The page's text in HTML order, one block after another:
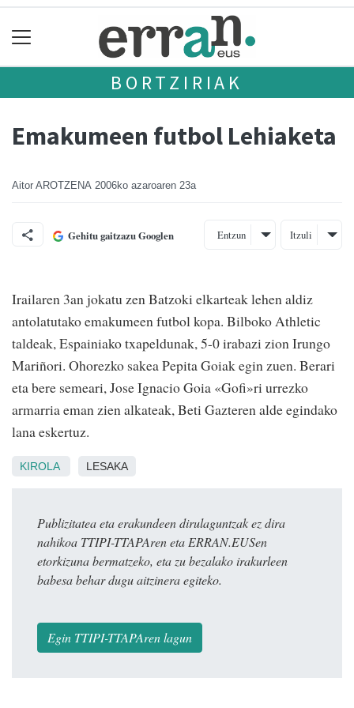
BORTZIRIAK
Emakumeen futbol Lehiaketa
Aitor AROTZENA 2006ko azaroaren 23a
Gehitu gaitzazu Googlen Entzun Itzuli
Irailaren 3an jokatu zen Batzoki elkarteak lehen aldiz
antolatutako emakumeen futbol kopa. Bilboko Athletic
taldeak, Espainiako txapeldunak, 5-0 irabazi zion Irungo
Mariñori. Ohorezko sakea Pepita Goiak egin zuen. Berari
eta bere semeari, Jose Ignacio Goia «Gofi»ri urrezko
armarria eman zien alkateak, Beti Gazteren alde egindako
lana eskertuz.
KIROLA LESAKA
Publizitatea eta erakundeen dirulaguntzak ez dira
nahikoa TTIPI-TTAPAren eta ERRAN.EUSen
etorkizuna bermatzeko, eta zu bezalako irakurleen
babesa behar dugu aitzinera egiteko.
Egin TTIPI-TTAPAren lagun